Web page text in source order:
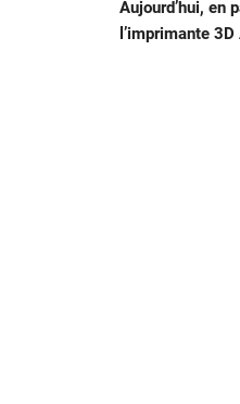
Aujourd’hui, en
l’imprimante